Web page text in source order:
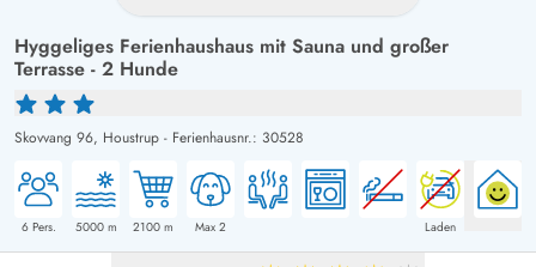
Hyggeliges Ferienhaushaus mit Sauna und großer
Terrasse - 2 Hunde
Skovvang 96, Houstrup - Ferienhausnr.: 30528
6Pers. 5000m 2100 m Max 2 Laden